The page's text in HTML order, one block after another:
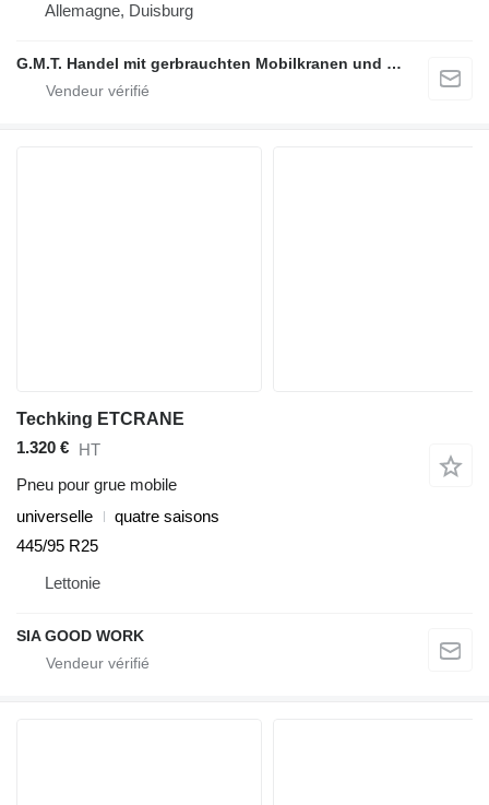
Allemagne, Duisburg
G.M.T. Handel mit gerbrauchten Mobilkranen und Baumaschinen
Techking ETCRANE
1.320 € HT
Pneu pour grue mobile
universelle
quatre saisons
445/95 R25
Lettonie
SIA GOOD WORK